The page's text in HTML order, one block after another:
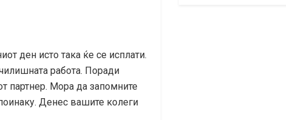
ден исто така ќе се исплати.
работа. Поради
партнер. Мора да запомните
Денес вашите колеги